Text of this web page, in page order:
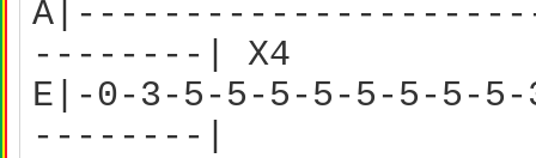
--------| X4
E|-0-3-5-5-5-5-5-5-5-
--------|